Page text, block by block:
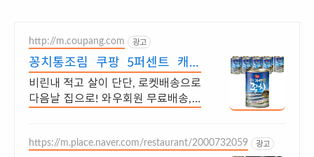
http://m.coupang.com 광고
꽁치통조림 쿠팡 5퍼센트 캐시
적립
비린내 적고 살이 단단, 로켓배송으로
다음날 집으로! 와우회원 무료배송, 3
https://m.place.naver.com/restaurant/2000732059 광고